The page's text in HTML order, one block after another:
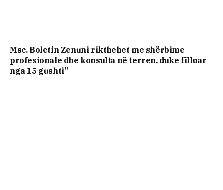
Msc. Boletin Zenuni rikthehet me shërbime
profesionale dhe konsulta në terren, duke filluar
nga 15 gushti”